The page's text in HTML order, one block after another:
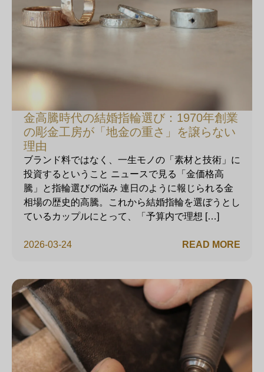
金高騰時代の結婚指輪選び：1970年創業
の彫金工房が「地金の重さ」を譲らない
理由
2026-03-24
ブランド料ではなく、一生モノの「素材と技術」に
投資するということ ニュースで見る「金価格高
騰」と指輪選びの悩み 連日のように報じられる金
相場の歴史的高騰。これから結婚指輪を選ぼうとし
ているカップルにとって、「予算内で理想 […]
READ MORE